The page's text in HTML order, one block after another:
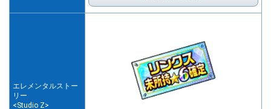
エレメンタルストー
リー
<Studio Z>